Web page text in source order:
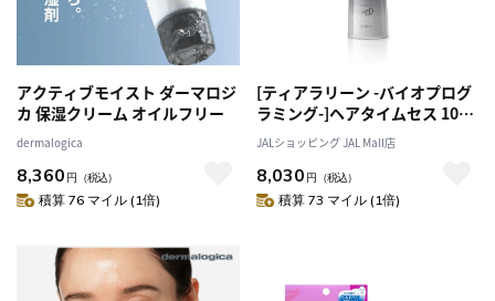
アクティブモイスト ダーマロジ
カ 保湿クリーム オイルフリー
dermalogica
8,360 円 （税込）
積算 76 マイル (1倍)
[ティアラリーン -バイオプログ
ラミング-]ヘアタイムセス 107D
Plus キューラ [スカルプエッセ
JALショッピング JAL Mall店
8,030 円 （税込）
積算 73 マイル (1倍)